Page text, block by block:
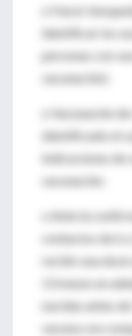
o Hacer
identificar los
personas con
vacunación).
o Vacunación
identificado el
indicaciones de
vacunación.
o Ante la
contactos de 6
recibir una
13 meses en
nacidas antes
vacuna con